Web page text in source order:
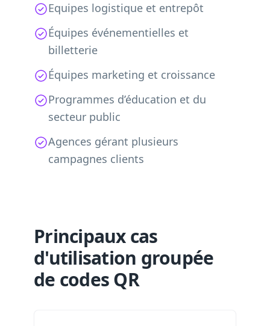
Equipes logistique et entrepôt
Équipes événementielles et
billetterie
Équipes marketing et croissance
Programmes d’éducation et du
secteur public
Agences gérant plusieurs
campagnes clients
Principaux cas
d'utilisation groupée
de codes QR